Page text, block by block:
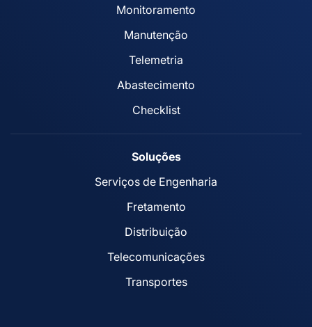
Monitoramento
Manutenção
Telemetria
Abastecimento
Checklist
Soluções
Serviços de Engenharia
Fretamento
Distribuição
Telecomunicações
Transportes